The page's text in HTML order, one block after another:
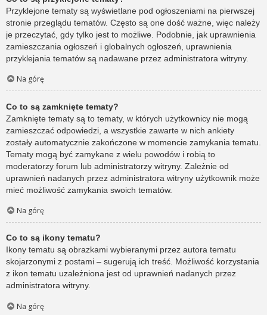
Przyklejone tematy są wyświetlane pod ogłoszeniami na pierwszej
stronie przeglądu tematów. Często są one dość ważne, więc należy
je przeczytać, gdy tylko jest to możliwe. Podobnie, jak uprawnienia
zamieszczania ogłoszeń i globalnych ogłoszeń, uprawnienia
przyklejania tematów są nadawane przez administratora witryny.
Na górę
Co to są zamknięte tematy?
Zamknięte tematy są to tematy, w których użytkownicy nie mogą
zamieszczać odpowiedzi, a wszystkie zawarte w nich ankiety
zostały automatycznie zakończone w momencie zamykania tematu.
Tematy mogą być zamykane z wielu powodów i robią to
moderatorzy forum lub administratorzy witryny. Zależnie od
uprawnień nadanych przez administratora witryny użytkownik może
mieć możliwość zamykania swoich tematów.
Na górę
Co to są ikony tematu?
Ikony tematu są obrazkami wybieranymi przez autora tematu
skojarzonymi z postami – sugerują ich treść. Możliwość korzystania
z ikon tematu uzależniona jest od uprawnień nadanych przez
administratora witryny.
Na górę